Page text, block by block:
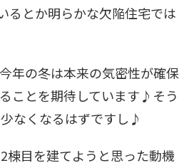
るとか明らかな欠陥住宅では
年の冬は本来の気密性が確保
ことを期待しています♪そう
なくなるはずですし♪
棟目を建てようと思った動機